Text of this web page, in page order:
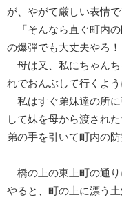
が、やがて厳しい表情で
「そんなら直ぐ町内の
の爆弾でも大丈夫やろ
母は又、私にちゃんち
れでおんぶして行くよう
私はすぐ弟妹達の所に
して妹を母から渡され
弟の手を引いて町内の防
橋の上の東上町の通り
やると、町の上に漂う